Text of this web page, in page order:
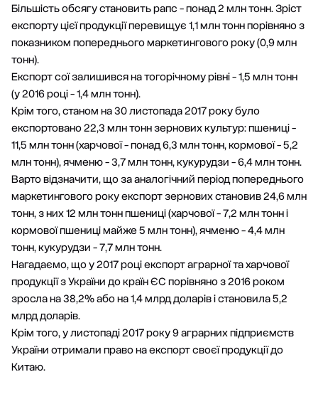
Більшість обсягу становить рапс - понад 2 млн тонн. Зріст
експорту цієї продукції перевищує 1,1 млн тонн порівняно з
показником попереднього маркетингового року (0,9 млн
тонн).
Експорт сої залишився на тогорічному рівні - 1,5 млн тонн
(у 2016 році - 1,4 млн тонн).
Крім того, станом на 30 листопада 2017 року було
експортовано 22,3 млн тонн зернових культур: пшениці -
11,5 млн тонн (харчової - понад 6,3 млн тонн, кормової - 5,2
млн тонн), ячменю - 3,7 млн тонн, кукурудзи - 6,4 млн тонн.
Варто відзначити, що за аналогічний період попереднього
маркетингового року експорт зернових становив 24,6 млн
тонн, з них 12 млн тонн пшениці (харчової - 7,2 млн тонн і
кормової пшениці майже 5 млн тонн), ячменю - 4,4 млн
тонн, кукурудзи - 7,7 млн тонн.
Нагадаємо, що у 2017 році експорт аграрної та харчової
продукції з України до країн ЄС порівняно з 2016 роком
зросла на 38,2% або на 1,4 млрд доларів і становила 5,2
млрд доларів.
Крім того, у листопаді 2017 року 9 аграрних підприємств
України отримали право на експорт своєї продукції до
Китаю.